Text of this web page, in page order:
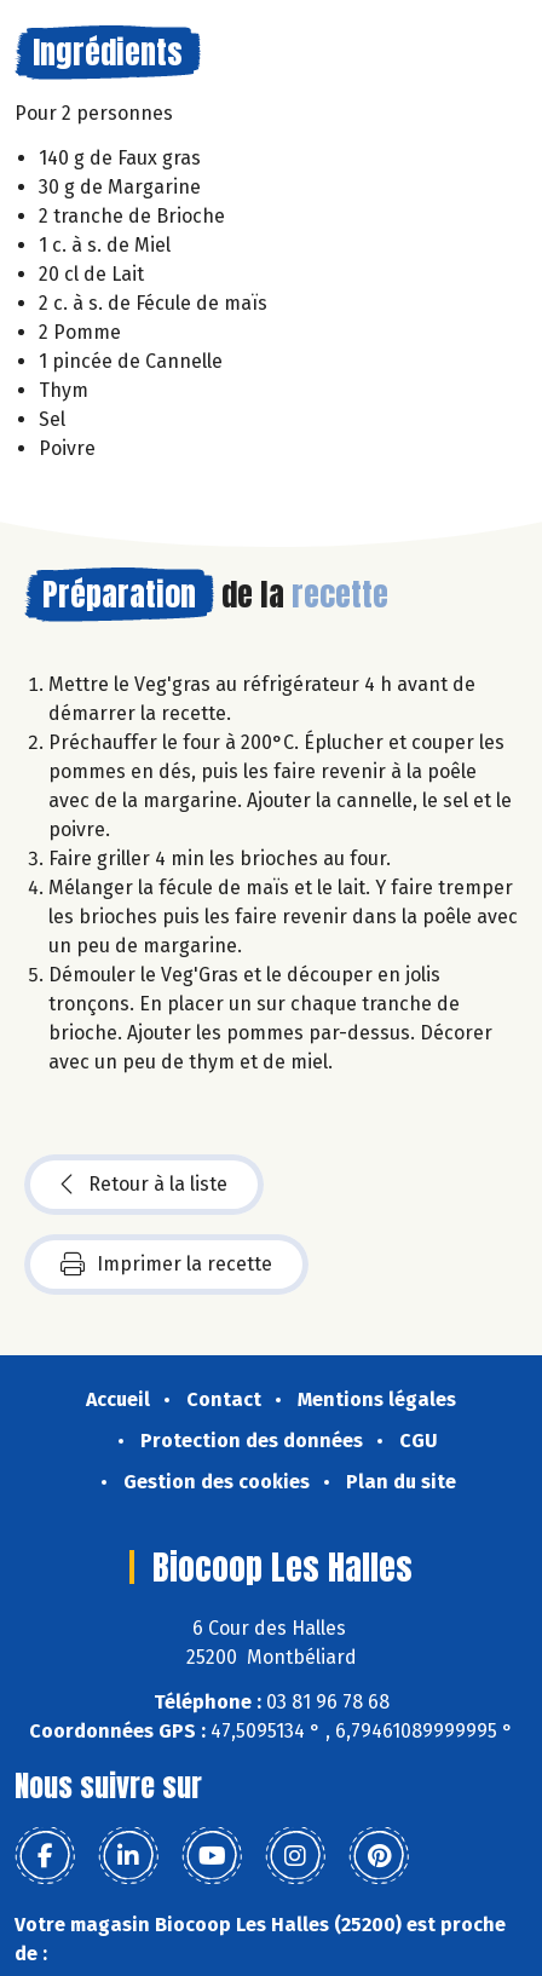
Ingrédients
Pour 2 personnes
140 g de Faux gras
30 g de Margarine
2 tranche de Brioche
1 c. à s. de Miel
20 cl de Lait
2 c. à s. de Fécule de maïs
2 Pomme
1 pincée de Cannelle
Thym
Sel
Poivre
Préparation de la recette
Mettre le Veg'gras au réfrigérateur 4 h avant de
démarrer la recette.
Préchauffer le four à 200°C. Éplucher et couper les
pommes en dés, puis les faire revenir à la poêle
avec de la margarine. Ajouter la cannelle, le sel et le
poivre.
Faire griller 4 min les brioches au four.
Mélanger la fécule de maïs et le lait. Y faire tremper
les brioches puis les faire revenir dans la poêle avec
un peu de margarine.
Démouler le Veg'Gras et le découper en jolis
tronçons. En placer un sur chaque tranche de
brioche. Ajouter les pommes par-dessus. Décorer
avec un peu de thym et de miel.
Retour à la liste
Imprimer la recette
Accueil Contact
Mentions légales
Protection des données
CGU
Gestion des cookies
Plan du site
Biocoop Les Halles
6 Cour des Halles
25200 Montbéliard
Téléphone :03 81 96 78 68
Coordonnées GPS : 47,5095134 ° , 6,79461089999995 °
Nous suivre sur
Votre magasin Biocoop Les Halles (25200) est proche
de :